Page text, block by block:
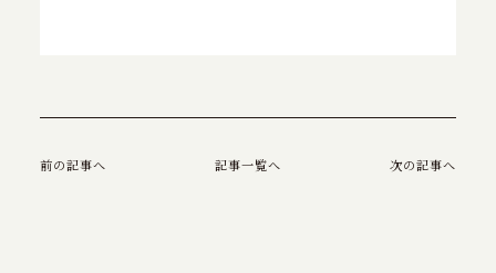
前の記事へ 記事一覧へ 次の記事へ